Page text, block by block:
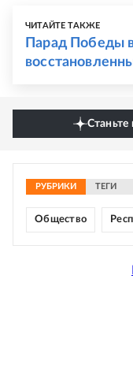
ЧИТАЙТЕ ТАКЖЕ
Парад Победы
РУБРИКИ ТЕГИ
Общество